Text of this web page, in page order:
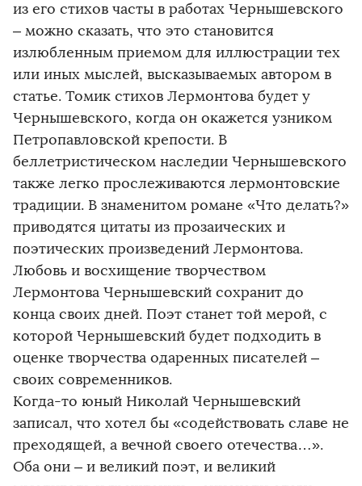
из его стихов часты в работах Чернышевского
– можно сказать, что это становится
излюбленным приемом для иллюстрации тех
или иных мыслей, высказываемых автором в
статье. Томик стихов Лермонтова будет у
Чернышевского, когда он окажется узником
Петропавловской крепости. В
беллетристическом наследии Чернышевского
также легко прослеживаются лермонтовские
традиции. В знаменитом романе «Что делать?»
приводятся цитаты из прозаических и
поэтических произведений Лермонтова.
Любовь и восхищение творчеством
Лермонтова Чернышевский сохранит до
конца своих дней. Поэт станет той мерой, с
которой Чернышевский будет подходить в
оценке творчества одаренных писателей –
своих современников.
Когда-то юный Николай Чернышевский
записал, что хотел бы «содействовать славе не
преходящей, а вечной своего отечества…».
Оба они – и великий поэт, и великий